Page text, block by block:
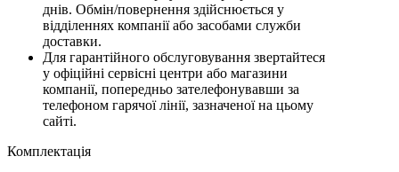
днів. Обмін/повернення здійснюється у
відділеннях компанії або засобами служби
доставки.
Для гарантійного обслуговування звертайтеся
у офіційні сервісні центри або магазини
компанії, попередньо зателефонувавши за
телефоном гарячої лінії, зазначеної на цьому
сайті.
Комплектацiя